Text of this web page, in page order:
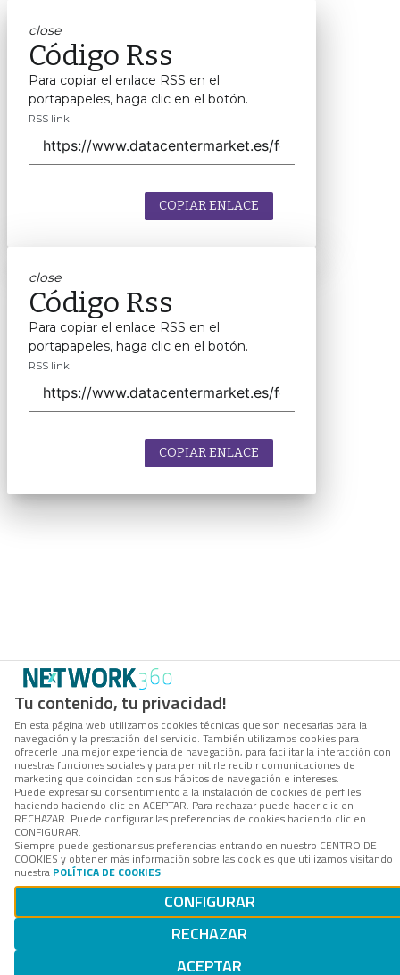
Tu contenido, tu privacidad!
En esta página web utilizamos cookies técnicas que son necesarias para la
navegación y la prestación del servicio. También utilizamos cookies para
ofrecerle una mejor experiencia de navegación, para facilitar la interacción con
nuestras funciones sociales y para permitirle recibir comunicaciones de
marketing que coincidan con sus hábitos de navegación e intereses.
Puede expresar su consentimiento a la instalación de cookies de perfiles
haciendo haciendo clic en ACEPTAR. Para rechazar puede hacer clic en
RECHAZAR. Puede configurar las preferencias de cookies haciendo clic en
CONFIGURAR.
Siempre puede gestionar sus preferencias entrando en nuestro CENTRO DE
COOKIES y obtener más información sobre las cookies que utilizamos visitando
nuestra POLÍTICA DE COOKIES.
CONFIGURAR
RECHAZAR
ACEPTAR
close
Código Rss
Para copiar el enlace RSS en el
portapapeles, haga clic en el botón.
RSS link
COPIAR ENLACE
close
Código Rss
Para copiar el enlace RSS en el
portapapeles, haga clic en el botón.
RSS link
COPIAR ENLACE